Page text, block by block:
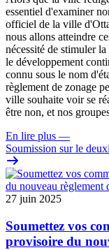
essentiel d'examiner
officiel de la ville
nous allons atteindre
nécessité de stimuler
le développement
connu sous le nom
règlement de zonage
ville souhaite voir se
être non, et nos
En lire plus —
Soumission sur le
27 juin 2025
Soumettez vos
provisoire du